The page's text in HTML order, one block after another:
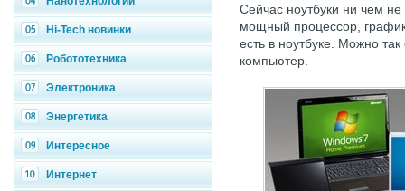
Hi-Tech новинки
Робототехника
Электроника
Энергетика
Интересное
Интернет
Сейчас ноутбуки ни чем
мощный процессор,
есть в ноутбуке. Можно
компьютер.